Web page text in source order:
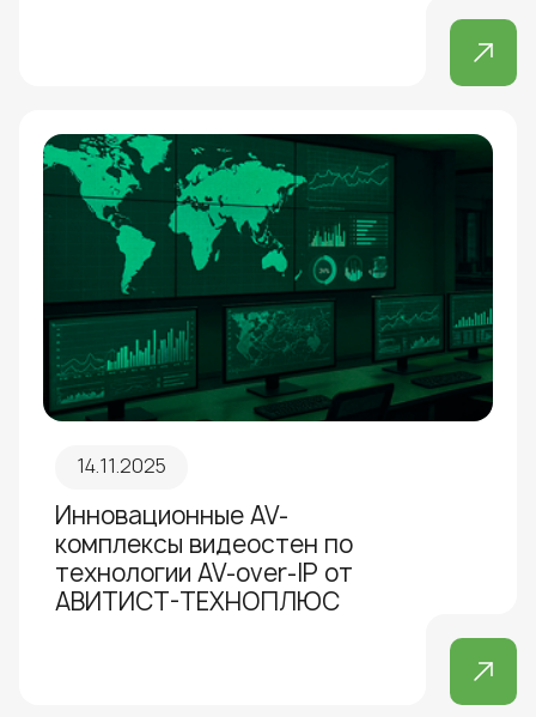
14.11.2025
Инновационные AV-
комплексы видеостен по
технологии AV-over-IP от
АВИТИСТ-ТЕХНОПЛЮС